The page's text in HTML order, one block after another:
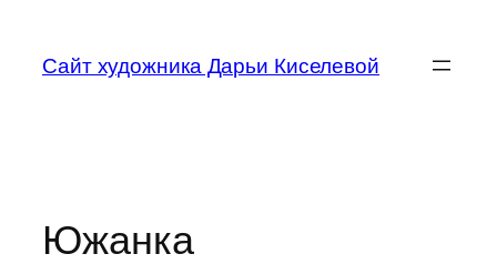
содержимому
Сайт художника Дарьи Киселевой
Южанка